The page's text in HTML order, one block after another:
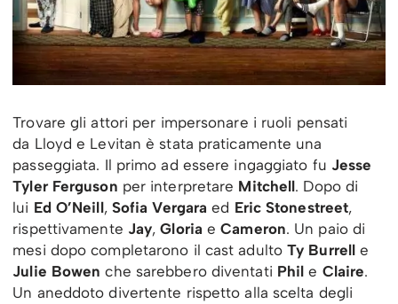
Trovare gli attori per impersonare i ruoli pensati
da Lloyd e Levitan è stata praticamente una
passeggiata. Il primo ad essere ingaggiato fu Jesse
Tyler Ferguson per interpretare Mitchell. Dopo di
lui Ed O’Neill, Sofia Vergara ed Eric Stonestreet,
rispettivamente Jay,Gloria eCameron. Un paio di
mesi dopo completarono il cast adultoTy Burrell e
Julie Bowen che sarebbero diventati Phil e Claire.
Un aneddoto divertente rispetto alla scelta degli